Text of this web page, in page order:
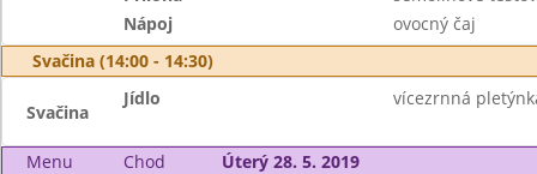
Nápoj
ovocný čaj
Svačina (14:00 - 14:30)
Svačina
Jídlo vícezrnná
Menu Chod
Úterý 28. 5. 2019